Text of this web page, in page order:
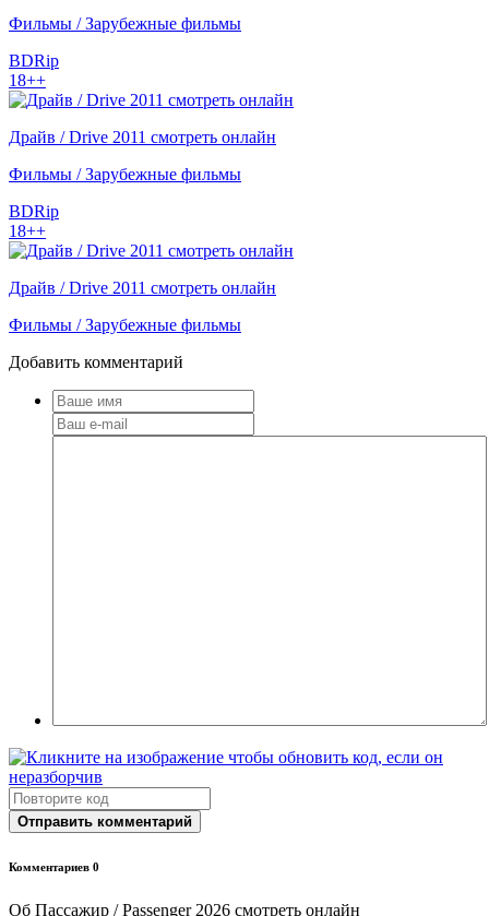
Фильмы / Зарубежные фильмы
BDRip
18++
Драйв / Drive 2011 смотреть онлайн
Фильмы / Зарубежные фильмы
BDRip
18++
Драйв / Drive 2011 смотреть онлайн
Фильмы / Зарубежные фильмы
Добавить комментарий
Отправить комментарий
Комментариев 0
Об Пассажир / Passenger 2026 смотреть онлайн